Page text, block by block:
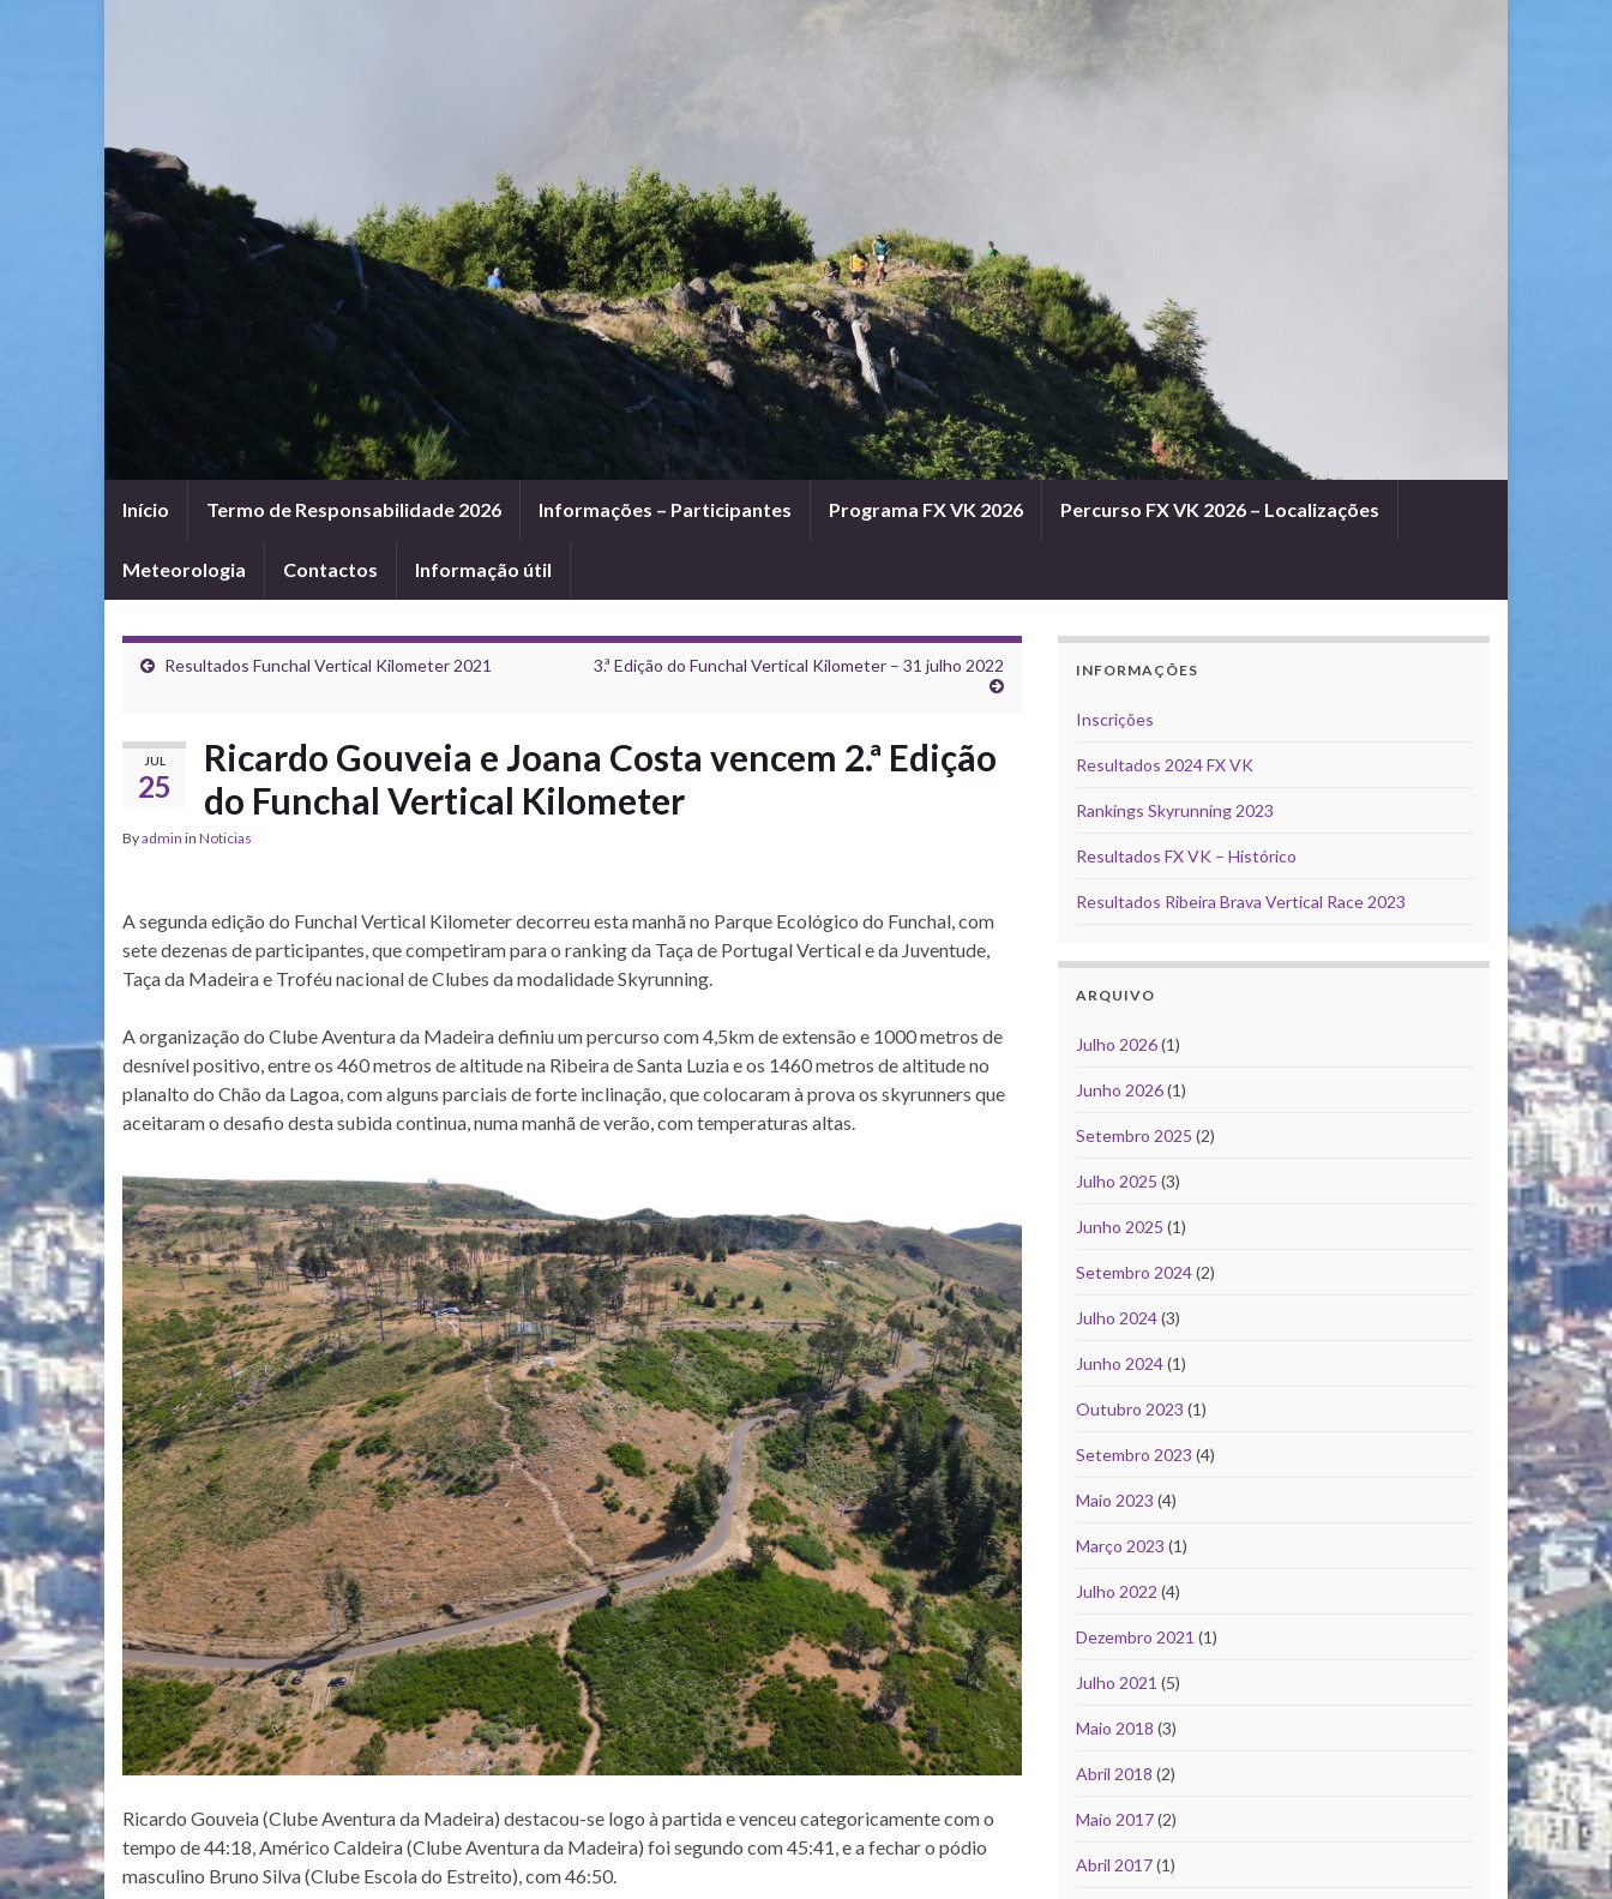
Início Termo de Responsabilidade 2026 Informações – Participantes Programa FX VK 2026 Percurso FX VK 2026 – Localizações
Meteorologia Contactos Informação útil
Resultados Funchal Vertical Kilometer 2021 3.ª Edição do Funchal Vertical Kilometer – 31 julho 2022
JUL
25
Ricardo Gouveia e Joana Costa vencem 2.ª Edição
do Funchal Vertical Kilometer
Byadmin in Noticias
A segunda edição do Funchal Vertical Kilometer decorreu esta manhã no Parque Ecológico do Funchal, com
sete dezenas de participantes, que competiram para o ranking da Taça de Portugal Vertical e da Juventude,
Taça da Madeira e Troféu nacional de Clubes da modalidade Skyrunning.
A organização do Clube Aventura da Madeira definiu um percurso com 4,5km de extensão e 1000 metros de
desnível positivo, entre os 460 metros de altitude na Ribeira de Santa Luzia e os 1460 metros de altitude no
planalto do Chão da Lagoa, com alguns parciais de forte inclinação, que colocaram à prova os skyrunners que
aceitaram o desafio desta subida continua, numa manhã de verão, com temperaturas altas.
Ricardo Gouveia (Clube Aventura da Madeira) destacou-se logo à partida e venceu categoricamente com o
tempo de 44:18, Américo Caldeira (Clube Aventura da Madeira) foi segundo com 45:41, e a fechar o pódio
masculino Bruno Silva (Clube Escola do Estreito), com 46:50.
INFORMAÇÕES
Inscrições
Resultados 2024 FX VK
Rankings Skyrunning 2023
Resultados FX VK – Histórico
Resultados Ribeira Brava Vertical Race 2023
ARQUIVO
Julho 2026(1)
Junho 2026(1)
Setembro 2025 (2)
Julho 2025 (3)
Junho 2025 (1)
Setembro 2024(2)
Julho 2024(3)
Junho 2024(1)
Outubro 2023 (1)
Setembro 2023 (4)
Maio 2023 (4)
Março 2023 (1)
Julho 2022 (4)
Dezembro 2021 (1)
Julho 2021 (5)
Maio 2018 (3)
Abril 2018 (2)
Maio 2017(2)
Abril 2017(1)